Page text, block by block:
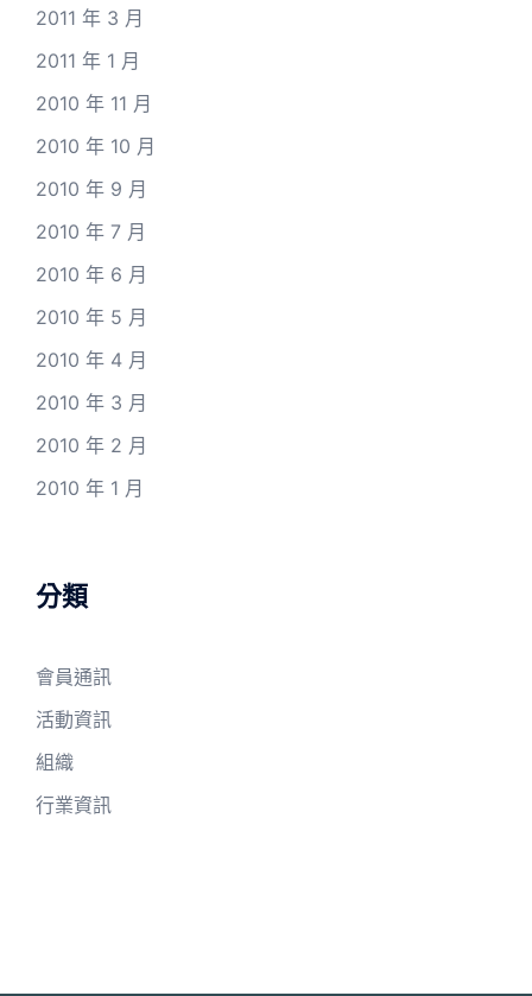
2011 年 3 月
2011 年 1 月
2010 年 11 月
2010 年 10 月
2010 年 9 月
2010 年 7 月
2010 年 6 月
2010 年 5 月
2010 年 4 月
2010 年 3 月
2010 年 2 月
2010 年 1 月
分類
會員通訊
活動資訊
組織
行業資訊